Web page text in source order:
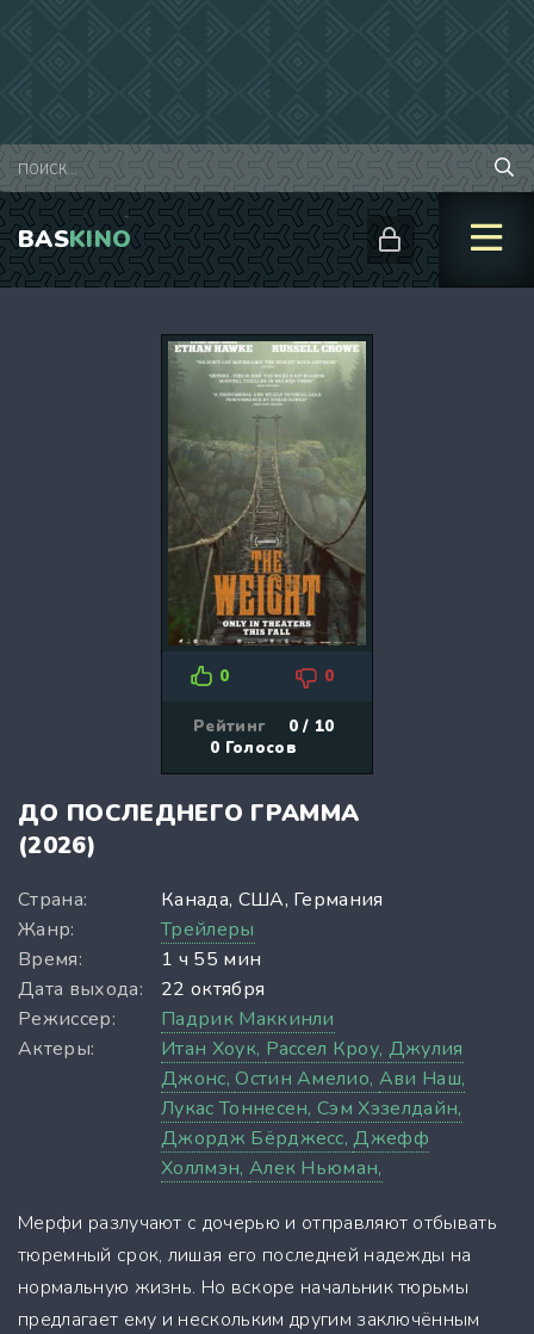
BASKINO
0 0
Рейтинг
0 / 10
0 Голосов
ДО ПОСЛЕДНЕГО ГРАММА
(2026)
Страна:
Канада, США, Германия
Жанр:
Трейлеры
Время:
1 ч 55 мин
Дата выхода:
22 октября
Режиссер:
Падрик Маккинли
Актеры:
Итан Хоук, Рассел Кроу, Джулия
Джонс,Остин Амелио, Ави Наш,
Лукас Тоннесен,Сэм Хэзелдайн,
Джордж Бёрджесс,Джефф
Холлмэн, Алек Ньюман,
Мерфи разлучают с дочерью и отправляют отбывать
тюремный срок, лишая его последней надежды на
нормальную жизнь. Но вскоре начальник тюрьмы
предлагает ему и нескольким другим заключённым